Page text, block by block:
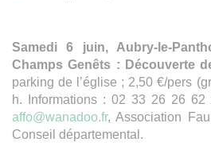
Samedi 6 juin, Aubry-le-
Champs Genêts : Découverte
parking de l’église ; 2,50 €/pers
h. Informations : 02 33 26 26
affo@wanadoo.fr, Association
Conseil départemental.